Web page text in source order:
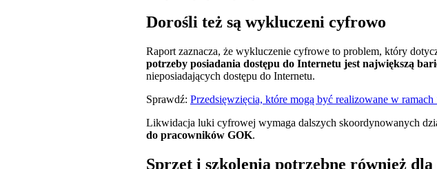
Dorośli też są wykluczeni cyfrowo
Raport zaznacza, że wykluczenie cyfrowe to problem, który
potrzeby posiadania dostępu do Internetu jest największą
nieposiadających dostępu do Internetu.
Sprawdź: Przedsięwzięcia, które mogą być realizowane w ramach
Likwidacja luki cyfrowej wymaga dalszych skoordynowanych
do pracowników GOK.
Sprzęt i szkolenia potrzebne również dla